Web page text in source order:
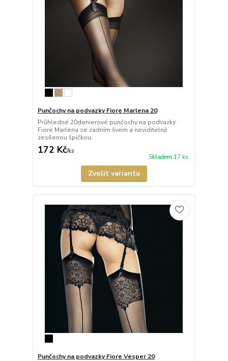
Punčochy na podvazky Fiore Marlena 20
Průhledné 20denierové punčochy na podvazky
Fiore Marlena se zadním švem a neviditelně
zesílenou špičkou.
172 Kč/ks
Skladem 17 ks
Zvolit variantu
Punčochy na podvazky Fiore Vesper 20